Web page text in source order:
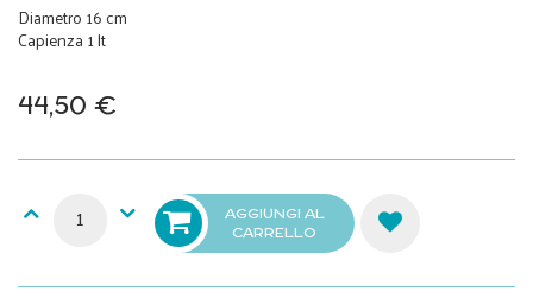
Diametro 16 cm
Capienza 1 lt
44,50 €
AGGIUNGI AL
CARRELLO